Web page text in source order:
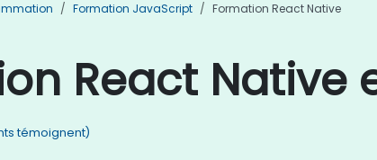
Formation JavaScript Formation React Native
React Native
témoignent)